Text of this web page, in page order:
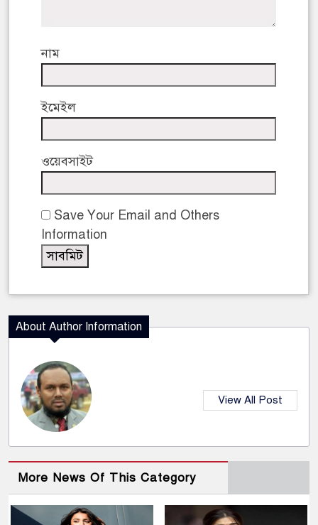
নাম
ইমেইল
ওয়েবসাইট
Save Your Email and Others
Information
About Author Information
View All Post
More News Of This Category